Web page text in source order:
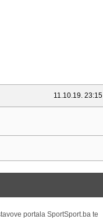
11.10.19. 23:15
portala SportSport.ba te